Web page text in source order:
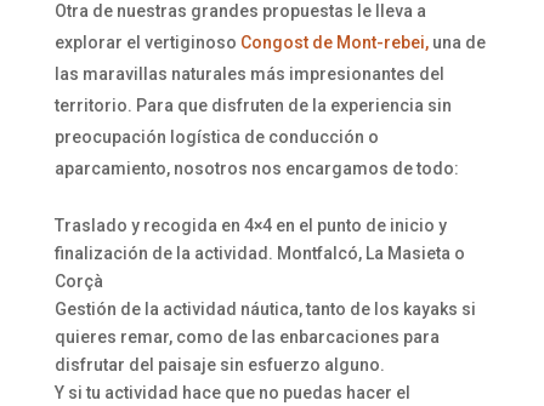
Otra de nuestras grandes propuestas le lleva a
explorar el vertiginoso Congost de Mont-rebei,una de
las maravillas naturales más impresionantes del
territorio. Para que disfruten de la experiencia sin
preocupación logística de conducción o
aparcamiento, nosotros nos encargamos de todo:
Traslado y recogida en 4×4 en el punto de inicio y
finalización de la actividad. Montfalcó, La Masieta o
Corçà
Gestión de la actividad náutica, tanto de los kayaks si
quieres remar, como de las enbarcaciones para
disfrutar del paisaje sin esfuerzo alguno.
Y si tu actividad hace que no puedas hacer el